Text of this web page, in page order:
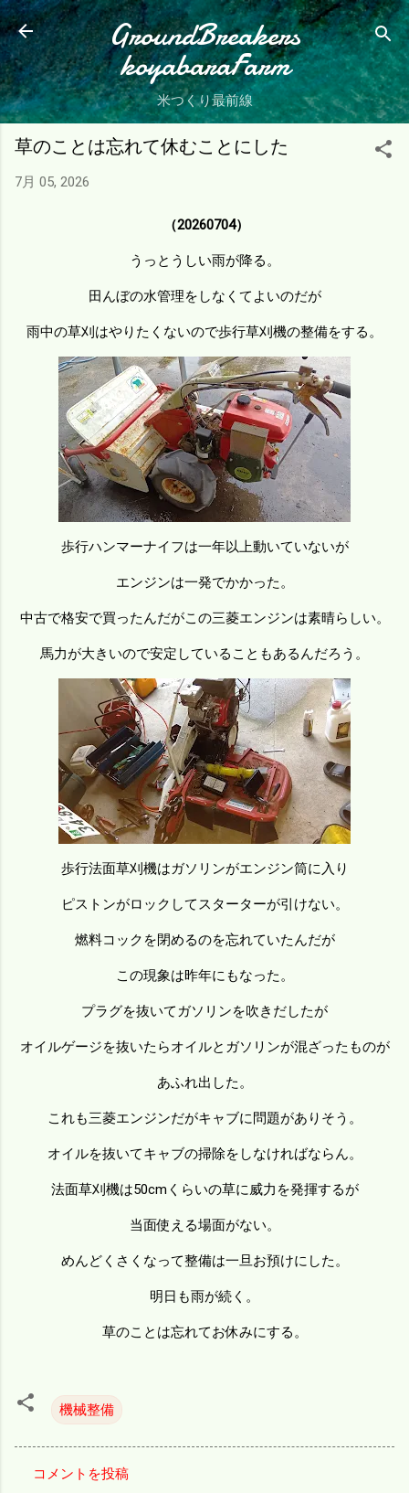
スキップしてメイン コンテンツに移動
GroundBreakers
koyabaraFarm
米つくり最前線
草のことは忘れて休むことにした
7月 05, 2026
（20260704）
うっとうしい雨が降る。
田んぼの水管理をしなくてよいのだが
雨中の草刈はやりたくないので歩行草刈機の整備をする。
歩行ハンマーナイフは一年以上動いていないが
エンジンは一発でかかった。
中古で格安で買ったんだがこの三菱エンジンは素晴らしい。
馬力が大きいので安定していることもあるんだろう。
歩行法面草刈機はガソリンがエンジン筒に入り
ピストンがロックしてスターターが引けない。
燃料コックを閉めるのを忘れていたんだが
この現象は昨年にもなった。
プラグを抜いてガソリンを吹きだしたが
オイルゲージを抜いたらオイルとガソリンが混ざったものが
あふれ出した。
これも三菱エンジンだがキャブに問題がありそう。
オイルを抜いてキャブの掃除をしなければならん。
法面草刈機は50cmくらいの草に威力を発揮するが
当面使える場面がない。
めんどくさくなって整備は一旦お預けにした。
明日も雨が続く。
草のことは忘れてお休みにする。
機械整備
コメントを投稿